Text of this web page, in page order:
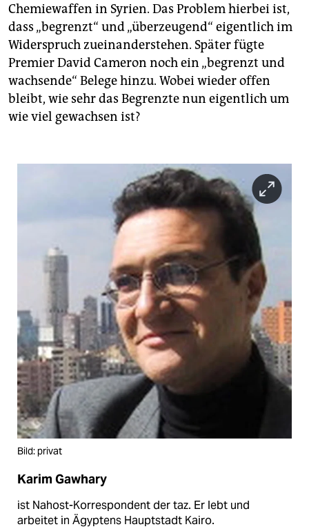
Chemiewaffen in Syrien. Das Problem hierbei ist,
dass „begrenzt“ und „überzeugend“ eigentlich im
Widerspruch zueinanderstehen. Später fügte
Premier David Cameron noch ein „begrenzt und
wachsende“ Belege hinzu. Wobei wieder offen
bleibt, wie sehr das Begrenzte nun eigentlich um
wie viel gewachsen ist?
Bild: privat
Karim Gawhary
ist Nahost-Korrespondent der taz. Er lebt und
arbeitet in Ägyptens Hauptstadt Kairo.